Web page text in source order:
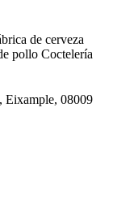
de cerveza
pollo Coctelería
Eixample, 08009